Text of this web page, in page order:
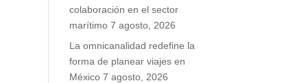
colaboración en el sector
marítimo 7 agosto, 2026
La omnicanalidad redefine la
forma de planear viajes en
México 7 agosto, 2026